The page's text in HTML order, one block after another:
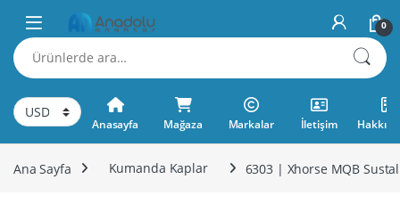
Skip to navigation
Skip to content
0
Ara:
Anasayfa Mağaza Markalar İletişim
Ana Sayfa Kumanda Kaplar 6303 | Xhorse MQB